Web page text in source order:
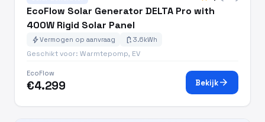
EcoFlow Solar Generator DELTA Pro with
400W Rigid Solar Panel
boltVermogen op aanvraag battery_charging_full 3.6kWh
Geschikt voor: Warmtepomp, EV
EcoFlow
€4.299 Bekijkarrow_forward